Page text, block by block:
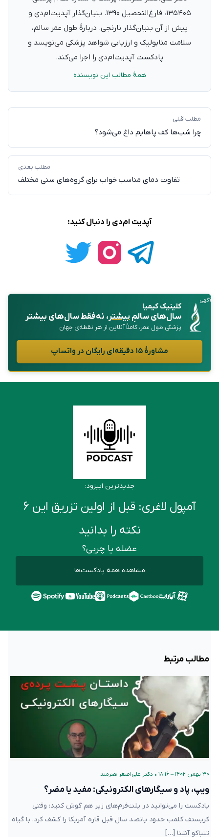
۱۳۵۴۰۵، فارغ‌التحصیل ۱۳۹۰. بنیان‌گذار آپدیت‌ام‌دی و
پیش از آن بنیان‌گذار نارنجی. دربارهٔ طول عمر سالم،
سلامت متابولیک و ارزیابی شواهد پزشکی می‌نویسد و
پادکست آپدیت‌ام‌دی را اجرا می‌کند.
همهٔ مطالب این نویسنده
مطلب قبلی
چرا شب‌ها کف پاهایم داغ می‌شود؟
مطلب بعدی
تفاوت دمای مناسب خواب برای گروه‌های سنی مختلف
آپدیت ام‌دی را دنبال کنید:
آگهی
کلینیک کیمیا
سال‌های سالمِبیشتر، نه فقط سال‌های بیشتر
پزشکی طول عمر، کاملاً آنلاین از هر نقطه‌ی جهان
مشاورهٔ ۱۵ دقیقه‌ای رایگان در واتساپ
جدیدترین اپیزود:
آمپول لاغری: قبل از اولین تزریق این ۶
نکته را بدانید
عضله یا چربی؟
مشاهده همه پادکست‌ها
مطالب مرتبط
۳۰ بهمن ۱۴۰۲ – ۱۸:۱۶ • دکتر علی‌اصغر هنرمند
ویپ، پاد و سیگارهای الکترونیکی: مفید یا مضر؟
پادکست را می‌توانید در پلت‌فرم‌های زیر هم گوش کنید: وقتی
کریستف کلمب حدود پانصد سال قبل قاره آمریکا را کشف کرد، با گیاه
تنباکو آشنا […]